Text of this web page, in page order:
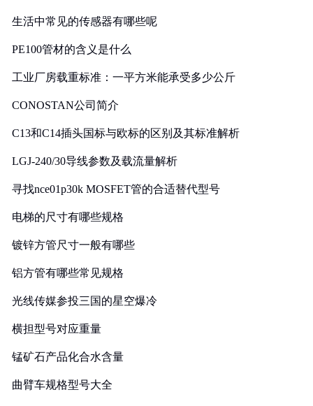
生活中常见的传感器有哪些呢
PE100管材的含义是什么
工业厂房载重标准：一平方米能承受多少公斤
CONOSTAN公司简介
C13和C14插头国标与欧标的区别及其标准解析
LGJ-240/30导线参数及载流量解析
寻找nce01p30k MOSFET管的合适替代型号
电梯的尺寸有哪些规格
镀锌方管尺寸一般有哪些
铝方管有哪些常见规格
光线传媒参投三国的星空爆冷
横担型号对应重量
锰矿石产品化合水含量
曲臂车规格型号大全